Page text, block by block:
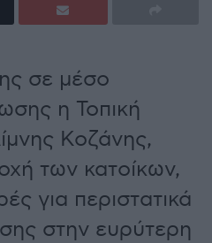
σε μέσο
η Τοπική
Κοζάνης,
των κατοίκων,
για περιστατικά
στην ευρύτερη